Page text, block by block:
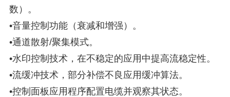
数）。
•音量控制功能（衰减和增强）。
•通道散射/聚集模式。
•水印控制技术，在不稳定的应用中提高流稳定性。
•流缓冲技术，部分补偿不良应用缓冲算法。
•控制面板应用程序配置电缆并观察其状态。